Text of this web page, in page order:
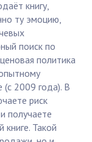
книгу,
ту эмоцию,
поиск по
политика
(с 2009 года). В
риск
получаете
Такой